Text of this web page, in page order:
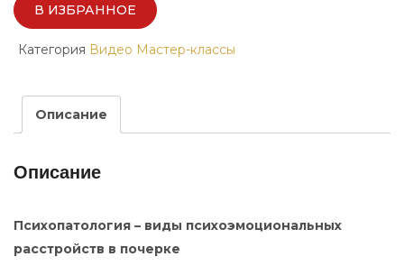
В ИЗБРАННОЕ
Категория Видео Мастер-классы
Описание
Описание
Психопатология – виды психоэмоциональных
расстройств в почерке